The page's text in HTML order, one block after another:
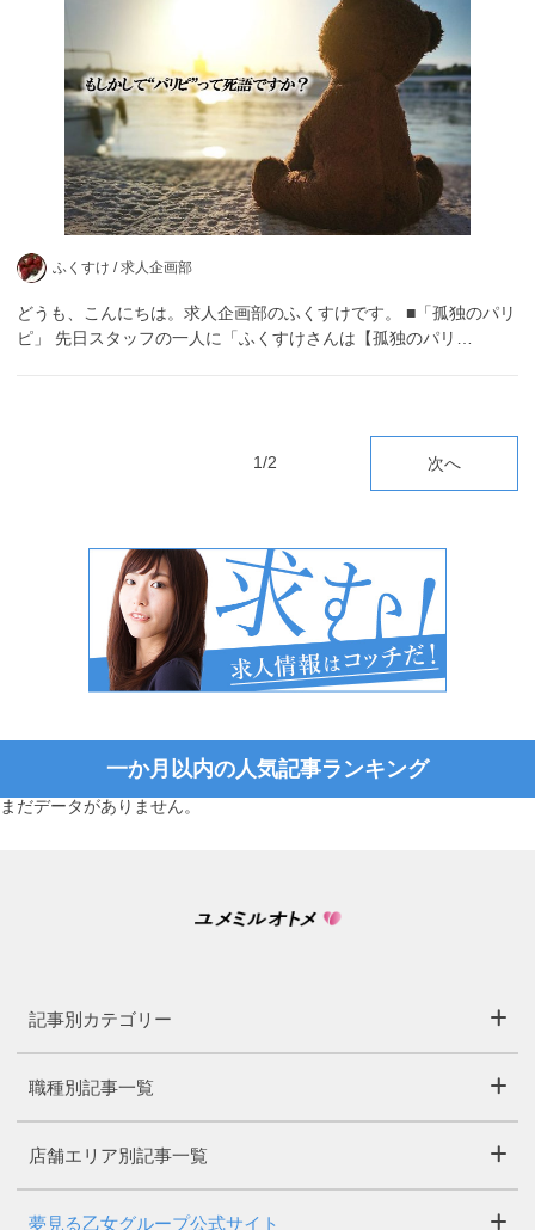
ふくすけ /求人企画部
どうも、こんにちは。求人企画部のふくすけです。 ■「孤独のパリ
ピ」 先日スタッフの一人に「ふくすけさんは【孤独のパリ…
1/2 次へ
一か月以内の人気記事ランキング
まだデータがありません。
記事別カテゴリー
職種別記事一覧
店舗エリア別記事一覧
夢見る乙女グループ公式サイト